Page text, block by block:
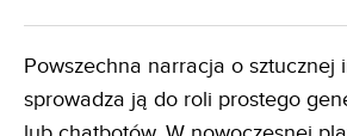
Powszechna narracja o sztucznej
sprowadza ją do roli prostego